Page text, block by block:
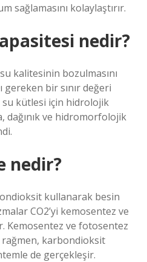
sağlamasını kolaylaştırır.
nedir?
kalitesinin bozulmasını
gereken bir sınır değeri
kütlesi için hidrolojik
dağınık ve hidromorfolojik
nedir?
kullanarak besin
CO2’yi kemosentez ve
Kemosentez ve fotosentez
rağmen, karbondioksit
de gerçekleşir.